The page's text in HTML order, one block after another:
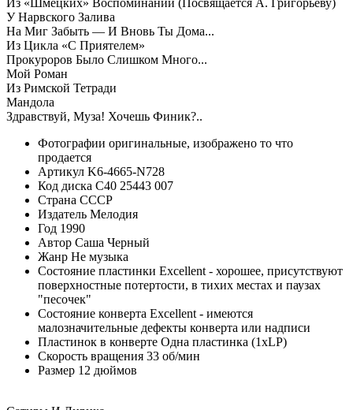
У Нарвского Залива
На Миг Забыть — И Вновь Ты Дома...
Из Цикла «С Приятелем»
Прокуроров Было Слишком Много...
Мой Роман
Из Римской Тетради
Мандола
Здравствуй, Муза! Хочешь Финик?..
Фотографии оригинальные, изображено то что
продается
Артикул K6-4665-N728
Код диска С40 25443 007
Страна СССР
Издатель Мелодия
Год 1990
Автор Саша Черный
Жанр Не музыка
Состояние пластинки Excellent - хорошее, присутствуют
поверхностные потертости, в тихих местах и паузах
"песочек"
Состояние конверта Excellent - имеются
малозначительные дефекты конверта или надписи
Пластинок в конверте Одна пластинка (1xLP)
Скорость вращения 33 об/мин
Размер 12 дюймов